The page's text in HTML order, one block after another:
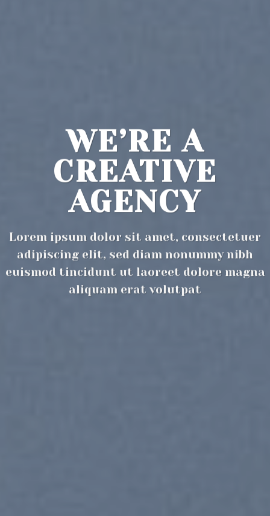
WE’RE A
CREATIVE
AGENCY
Lorem ipsum dolor sit amet, consectetuer
adipiscing elit, sed diam nonummy nibh
euismod tincidunt ut laoreet dolore magna
aliquam erat volutpat